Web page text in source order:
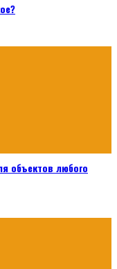
объектов любого